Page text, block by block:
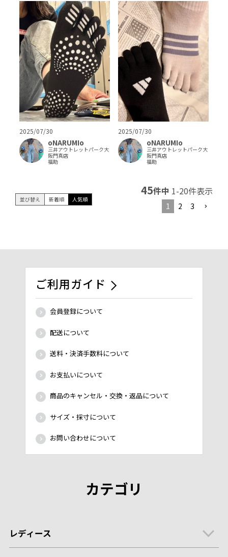
2025/07/30
oNARUMIo
三井アウトレットパーク大
阪門真店
福助
2025/07/30
oNARUMIo
三井アウトレットパーク大
阪門真店
福助
並び替え 新着順 人気順
45件中 1-20件表示
1 2 3
ご利用ガイド
会員登録について
配送について
送料・決済手数料について
お支払いについて
商品のキャンセル・交換・返品について
サイズ・採寸について
お問い合わせについて
カテゴリ
レディース